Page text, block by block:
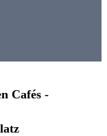
Cafés -